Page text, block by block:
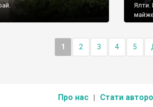
Ялти.
майже
1 2 3 4 5
Про нас Стати